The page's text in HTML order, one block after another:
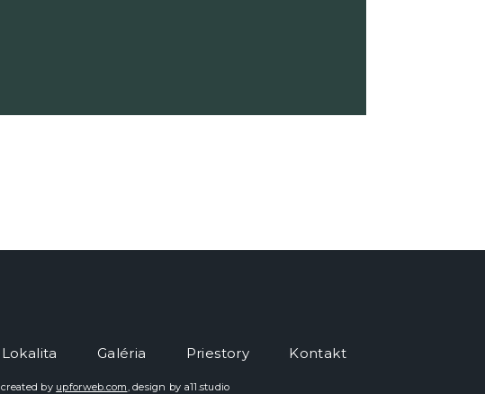
Lokalita Galéria Priestory Kontakt
by upforweb.com, design by a11.studio